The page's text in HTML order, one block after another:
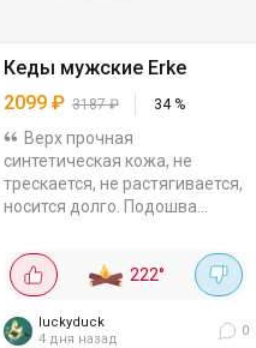
Кеды мужские Erke
2099 ₽ 3187₽ 34%
Верх прочная
синтетическая кожа, не
трескается, не растягивается,
носится долго. Подошва
если нужна обувь на каждый
день: и под джинсы, и...
222°
luckyduck
4 дня назад
0